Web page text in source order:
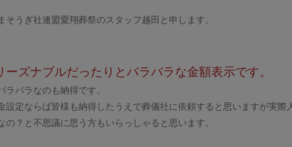
うぎ社連盟愛翔葬祭のスタッフ越田と申します。
ズナブルだったりとバラバラな金額表示です。
バラなのも納得です。
設定ならば皆様も納得したうえで葬儀社に依頼すると思いますが実際
？と不思議に思う方もいらっしゃると思います。